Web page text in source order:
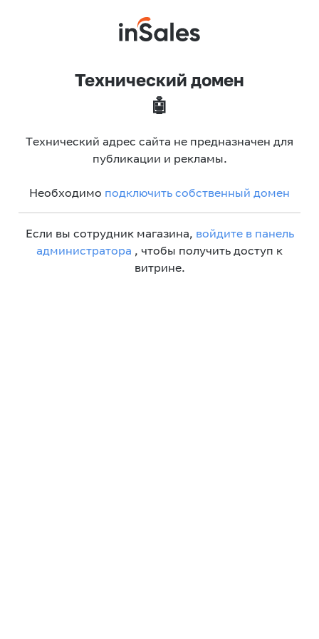
Технический домен
🤖
Технический адрес сайта не предназначен для
публикации и рекламы.
Необходимо подключить собственный домен
Если вы сотрудник магазина, войдите в панель
администратора , чтобы получить доступ к
витрине.